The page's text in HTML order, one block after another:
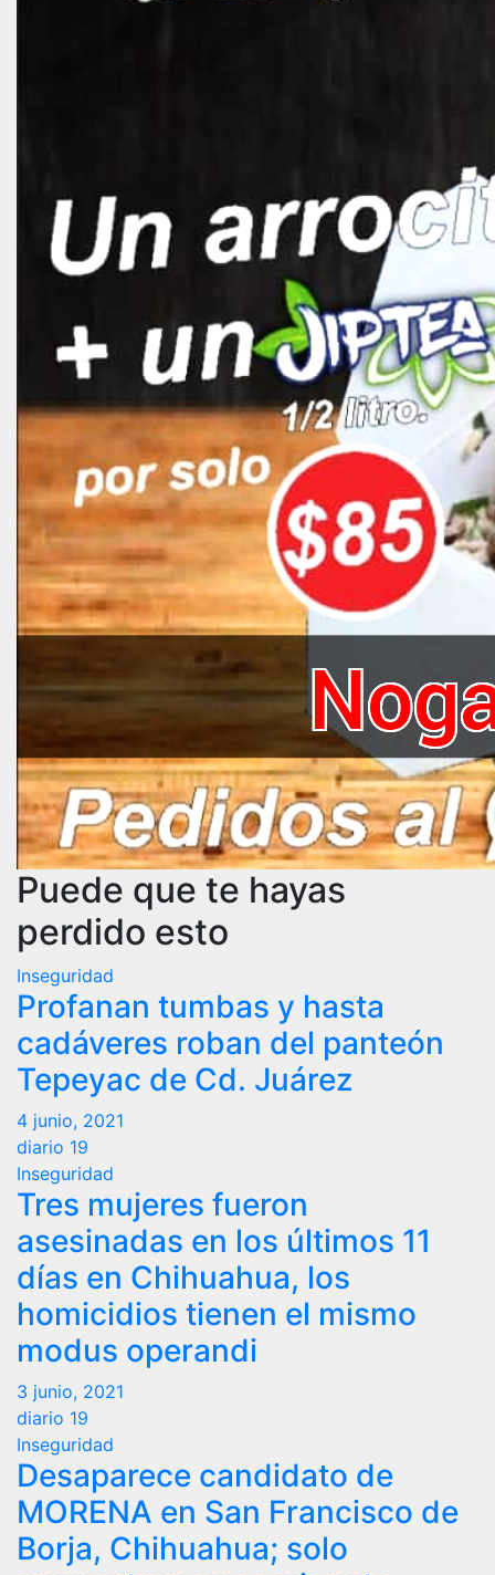
Puede que te hayas
perdido esto
Inseguridad
Profanan tumbas y hasta
cadáveres roban del panteón
Tepeyac de Cd. Juárez
4 junio, 2021
diario 19
Inseguridad
Tres mujeres fueron
asesinadas en los últimos 11
días en Chihuahua, los
homicidios tienen el mismo
modus operandi
3 junio, 2021
diario 19
Inseguridad
Desaparece candidato de
MORENA en San Francisco de
Borja, Chihuahua; solo